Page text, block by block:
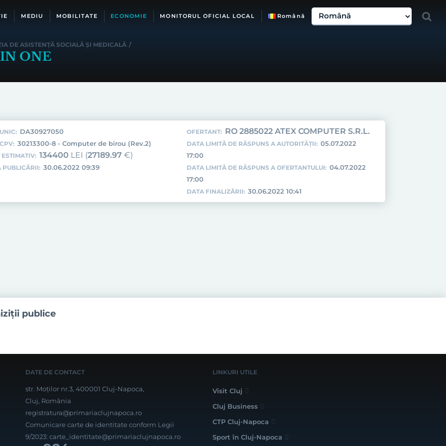
MEDIU MOBILITATE ECONOMIE MONITORUL OFICIAL LOCAL Română
DE ASISTENȚĂ SOCIALĂ ȘI MEDICALĂ /
ONE
DA30927050
30213300-8 - Computer de birou (Rev.2)
ESTIMATIV: 134400 LEI (27189.97 €)
PUBLICĂRII: 30.06.2022 09:39
OFERTANT: RO 2885022 ATEX COMPUTER S.R.L.
DATA LIMITĂ DE RĂSPUNS A AUTORITĂȚII: 05.07.2022
17:00
DATA LIMITĂ DE RĂSPUNS A OFERTANTULUI: 04.07.2022
17:00
DATA FINALIZĂRII: 30.06.2022 10:41
publice
DATE DE CONTACT
str. Moților nr.3, 400001 Cluj-Napoca,
Cluj, România
registratura@primariaclujnapoca.ro
Comunicare carte de identitate conform Legii
9/2023: carte_identitate@primariaclujnapoca.ro
LINKURI UTILE
Visit Cluj
Cluj Business
CTP Cluj-Napoca
Sport în Cluj-Napoca